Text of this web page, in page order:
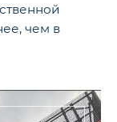
чем в